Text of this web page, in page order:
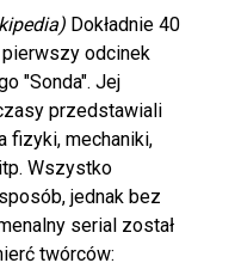
Dokładnie 40
odcinek
"Sonda". Jej
przedstawiali
fizyki, mechaniki,
Wszystko
jednak bez
serial został
twórców: